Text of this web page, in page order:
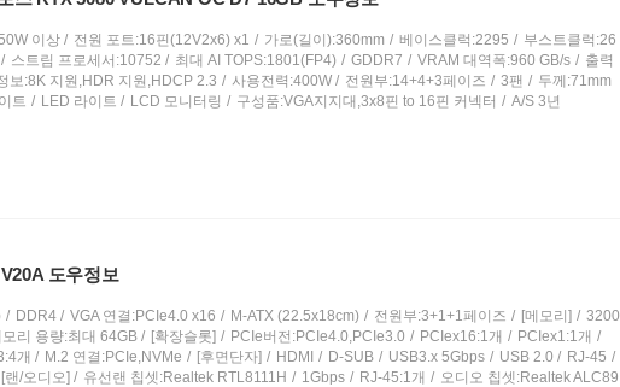
이상 전원 포트:16핀(12V2x6) x1 가로(길이):360mm 베이스클럭:2295
부스트클럭:26
스트림 프로세서:10752 최대 AI TOPS:1801(FP4) GDDR7 VRAM 대역폭:960 GB/s
출력
보:8K 지원,HDR 지원,HDCP 2.3 사용전력:400W 전원부:14+4+3페이즈 3팬
두께:71mm
트 LED 라이트 LCD 모니터링 구성품:VGA지지대,3x8핀 to 16핀 커넥터 A/S 3년
도우정보
DDR4 VGA 연결:PCIe4.0 x16 M-ATX (22.5x18cm) 전원부:3+1+1페이즈 [메모리]
3200
리 용량:최대 64GB [확장슬롯] PCIe버전:PCIe4.0,PCIe3.0 PCIex16:1개
PCIex1:1개
개 M.2 연결:PCIe,NVMe [후면단자] HDMI D-SUB USB3.x 5Gbps USB 2.0
RJ-45
[랜/오디오] 유선랜 칩셋:Realtek RTL8111H 1Gbps RJ-45:1개
오디오 칩셋:Realtek ALC89